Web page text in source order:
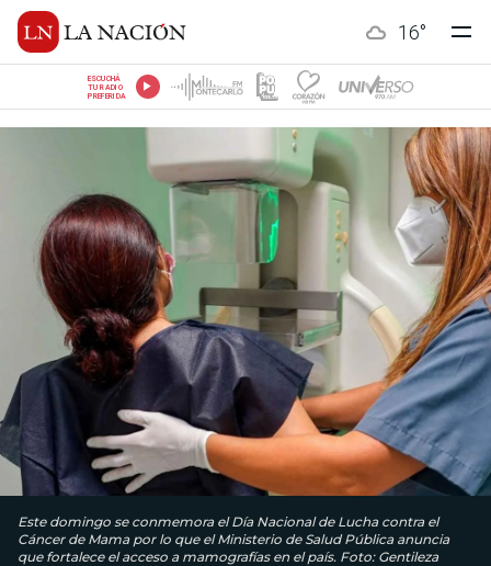
16°
ESCUCHÁ
TU RADIO
PREFERIDA
Este domingo se conmemora el Día Nacional de Lucha contra el
Cáncer de Mama por lo que el Ministerio de Salud Pública anuncia
que fortalece el acceso a mamografías en el país. Foto: Gentileza